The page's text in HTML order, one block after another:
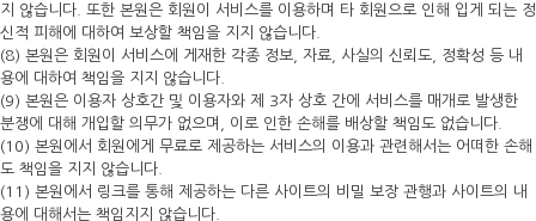
지 않습니다. 또한 본원은 회원이 서비스를 이용하며 타 회원으로 인해 입게 되는 정
신적 피해에 대하여 보상할 책임을 지지 않습니다.
(8) 본원은 회원이 서비스에 게재한 각종 정보, 자료, 사실의 신뢰도, 정확성 등 내
용에 대하여 책임을 지지 않습니다.
(9) 본원은 이용자 상호간 및 이용자와 제 3자 상호 간에 서비스를 매개로 발생한
분쟁에 대해 개입할 의무가 없으며, 이로 인한 손해를 배상할 책임도 없습니다.
(10) 본원에서 회원에게 무료로 제공하는 서비스의 이용과 관련해서는 어떠한 손해
도 책임을 지지 않습니다.
(11) 본원에서 링크를 통해 제공하는 다른 사이트의 비밀 보장 관행과 사이트의 내
용에 대해서는 책임지지 않습니다.